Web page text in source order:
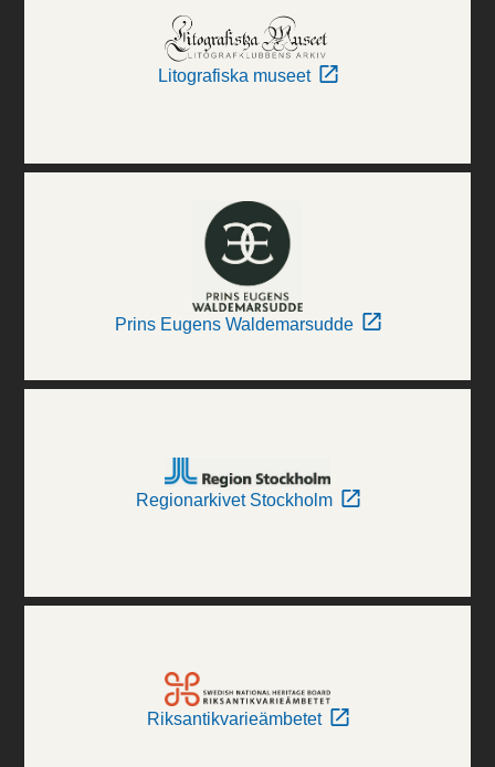
Litografiska museet
Prins Eugens Waldemarsudde
Regionarkivet Stockholm
Riksantikvarieämbetet